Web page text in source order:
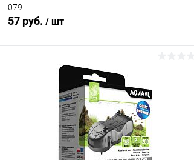
079
57 руб. / шт
В корзину
Купить в 1 клик Сравнение
В избранное В наличии